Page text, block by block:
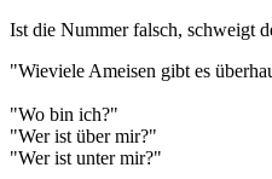
Ist die Nummer falsch, schweigt
"Wieviele Ameisen gibt es
"Wo bin ich?"
"Wer ist über mir?"
"Wer ist unter mir?"